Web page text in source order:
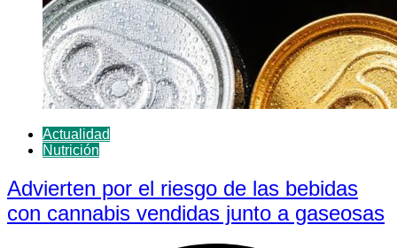
Actualidad
Nutrición
Advierten por el riesgo de las bebidas
con cannabis vendidas junto a gaseosas